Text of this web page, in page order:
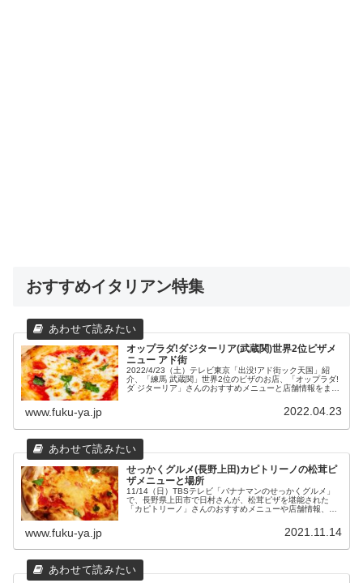
おすすめイタリアン特集
オップラダ!ダジターリア(武蔵関)世界2位ピザメ
ニュー アド街
2022/4/23（土）テレビ東京「出没!アド街ック天国」紹
介、「練馬 武蔵関」世界2位のピザのお店、「オップラダ!
ダ ジターリア」さんのおすすめメニューと店舗情報をまと
www.fuku-ya.jp 2022.04.23
せっかくグルメ(長野上田)カピトリーノの松茸ピ
ザメニューと場所
11/14（日）TBSテレビ「バナナマンのせっかくグルメ」
で、長野県上田市で日村さんが、松茸ピザを堪能された
「カピトリーノ」さんのおすすめメニューや店舗情報、松
www.fuku-ya.jp 2021.11.14